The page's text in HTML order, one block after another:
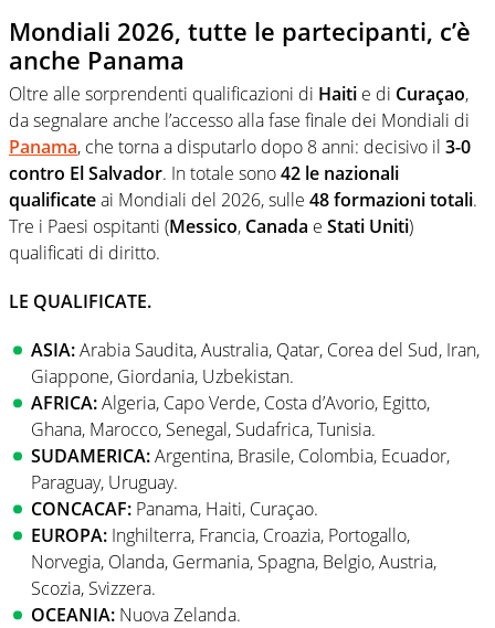
Mondiali 2026, tutte le partecipanti, c’è
anche Panama
Oltre alle sorprendenti qualificazioni di Haiti e di Curaçao,
da segnalare anche l’accesso alla fase finale dei Mondiali di
Panama, che torna a disputarlo dopo 8 anni: decisivo il 3-0
contro El Salvador. In totale sono42 le nazionali
qualificateai Mondiali del 2026, sulle 48 formazioni totali.
Tre i Paesi ospitanti (Messico, Canada e Stati Uniti)
qualificati di diritto.
LE QUALIFICATE.
ASIA:Arabia Saudita, Australia, Qatar, Corea del Sud, Iran,
Giappone, Giordania, Uzbekistan.
AFRICA:Algeria, Capo Verde, Costa d’Avorio, Egitto,
Ghana, Marocco, Senegal, Sudafrica, Tunisia.
SUDAMERICA:Argentina, Brasile, Colombia, Ecuador,
Paraguay, Uruguay.
CONCACAF: Panama, Haiti, Curaçao.
EUROPA: Inghilterra, Francia, Croazia, Portogallo,
Norvegia, Olanda, Germania, Spagna, Belgio, Austria,
Scozia, Svizzera.
OCEANIA: Nuova Zelanda.